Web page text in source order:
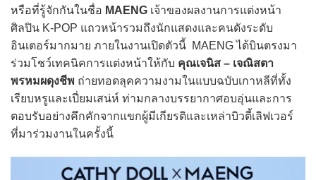
หรือที่รู้จักกันในชื่อ MAENG เจ้าของผลงานการแต่งหน้า
ศิลปิน K-POP แถวหน้ารวมถึงนักแสดงและคนดังระดับ
อินเตอร์มากมาย ภายในงานเปิดตัวนี้ MAENG ได้บินตรงมา
ร่วมโชว์เทคนิคการแต่งหน้าให้กับ คุณเจนิส – เจณิสตา
พรหมผดุงชีพ ถ่ายทอดลุคความงามในแบบฉบับเกาหลีที่ทั้ง
เรียบหรูและเปี่ยมเสน่ห์ ท่ามกลางบรรยากาศอบอุ่นและการ
ตอบรับอย่างคึกคักจากแขกผู้มีเกียรติและเหล่าบิวตี้เลิฟเวอร์
ที่มาร่วมงานในครั้งนี้